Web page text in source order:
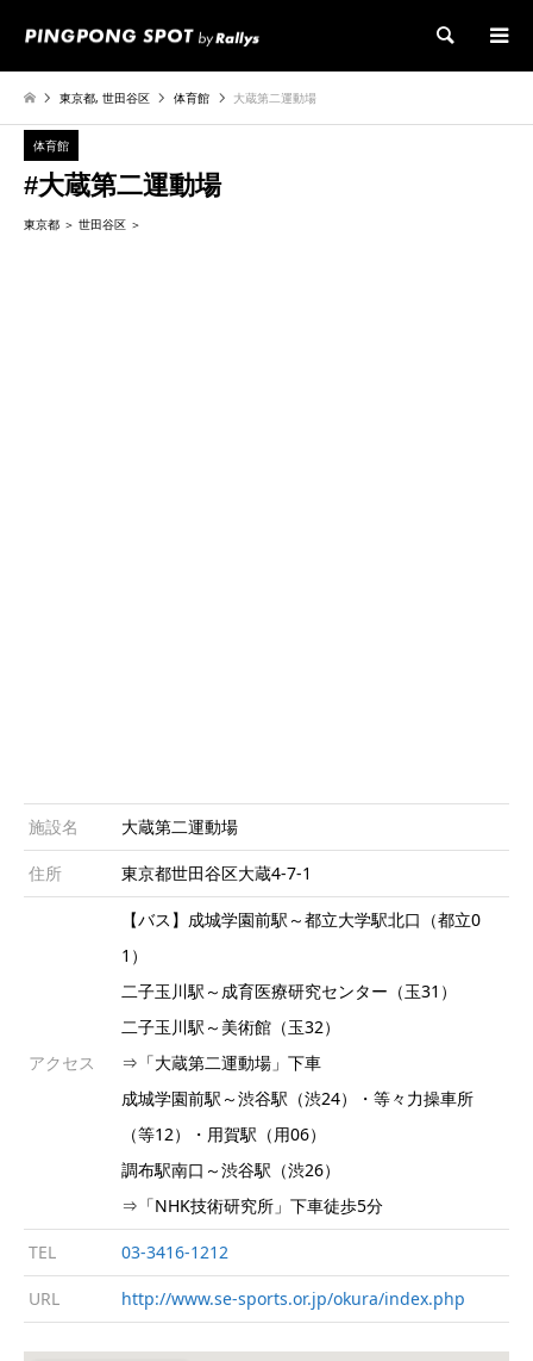
検索
東京都,世田谷区 体育館 大蔵第二運動場
体育館
#大蔵第二運動場
東京都 世田谷区
施設名 大蔵第二運動場
住所 東京都世田谷区大蔵4-7-1
アクセス
【バス】成城学園前駅～都立大学駅北口（都立0
1）
二子玉川駅～成育医療研究センター（玉31）
二子玉川駅～美術館（玉32）
⇒「大蔵第二運動場」下車
成城学園前駅～渋谷駅（渋24）・等々力操車所
（等12）・用賀駅（用06）
調布駅南口～渋谷駅（渋26）
⇒「NHK技術研究所」下車徒歩5分
TEL 03-3416-1212
URL http://www.se-sports.or.jp/okura/index.php